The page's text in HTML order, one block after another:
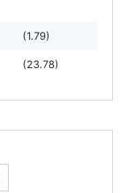
(1.79)
(23.78)